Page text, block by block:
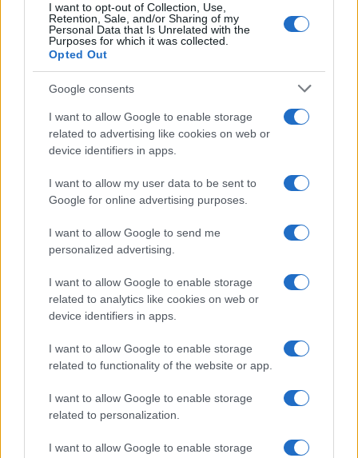
I want to opt-out of Collection, Use,
Retention, Sale, and/or Sharing of my
Personal Data that Is Unrelated with the
Purposes for which it was collected.
Opted Out
Google consents
I want to allow Google to enable storage
related to advertising like cookies on web or
device identifiers in apps.
I want to allow my user data to be sent to
Google for online advertising purposes.
I want to allow Google to send me
personalized advertising.
I want to allow Google to enable storage
related to analytics like cookies on web or
device identifiers in apps.
I want to allow Google to enable storage
related to functionality of the website or app.
I want to allow Google to enable storage
related to personalization.
I want to allow Google to enable storage